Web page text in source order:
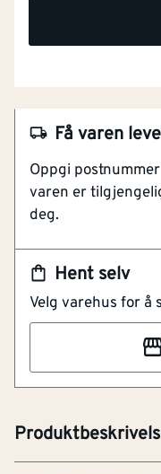
Hent selv
Velg varehus for å
Få varen
Oppgi
varen er
deg.
NOBB 47258400
Artikkelnummer
hageslange på
Frostsikret
Kompakt og
Samle alt på ett
Kompakt og
PRE-